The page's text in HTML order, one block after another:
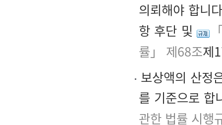
의뢰해야 합니
항 후단 및
률」 제68조제
보상액의 산정
를 기준으로 합
관한 법률 시행